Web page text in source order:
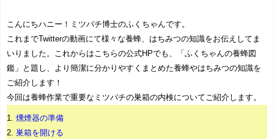
こんにちハニー！ミツバチ博士のふくちゃんです。
これまでTwitterの動画にて様々な養蜂、はちみつの知識をお伝えしてま
いりました。これからはこちらの公式HPでも、「ふくちゃんの養蜂図
鑑」と題し、より簡潔に分かりやすくまとめた養蜂やはちみつの知識を
ご紹介します！
今回は養蜂作業で重要なミツバチの巣箱の内検についてご紹介します。
1. 燻煙器の準備
2. 巣箱を開ける